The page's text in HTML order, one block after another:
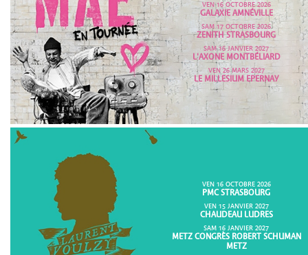
VEN 16 OCTOBRE 2026
GALAXIE AMNÉVILLE
SAM 17 OCTOBRE 2026
ZENITH STRASBOURG
SAM 16 JANVIER 2027
L'AXONE MONTBÉLIARD
VEN 26 MARS 2027
LE MILLESIUM EPERNAY
VEN 16 OCTOBRE 2026
PMC STRASBOURG
VEN 15 JANVIER 2027
CHAUDEAU LUDRES
SAM 16 JANVIER 2027
METZ CONGRÈS ROBERT SCHUMAN
METZ